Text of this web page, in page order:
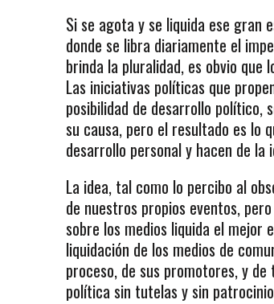
Si se agota y se liquida ese gran
donde se libra diariamente el
brinda la pluralidad, es obvio que
Las iniciativas políticas que
posibilidad de desarrollo político,
su causa, pero el resultado es lo
desarrollo personal y hacen de la
La idea, tal como lo percibo al
de nuestros propios eventos,
sobre los medios liquida el mejor
liquidación de los medios de
proceso, de sus promotores, y
política sin tutelas y sin